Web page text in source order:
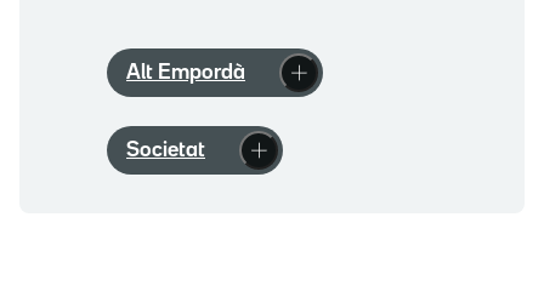
Alt Empordà
Societat